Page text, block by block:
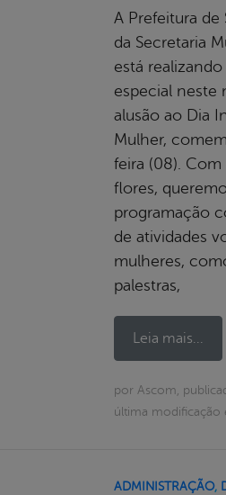
A Prefeitura de
da Secretaria
está
especial neste
alusão ao Dia
Mulher,
feira (08). Com
flores,
programação
de atividades
mulheres,
palestras,
Leia mais...
por Ascom,
última
ADMINISTRAÇÃO,